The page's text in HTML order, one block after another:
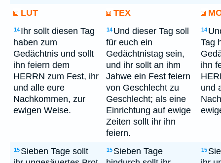
LUT TEX
14 Ihr sollt diesen Tag
haben zum
Gedächtnis und sollt
ihn feiern dem
HERRN zum Fest, ihr
und alle eure
Nachkommen, zur
ewigen Weise.
14 Und dieser Tag soll
für euch ein
Gedächtnistag sein,
und ihr sollt an ihm
Jahwe ein Fest feiern
von Geschlecht zu
Geschlecht; als eine
Einrichtung auf ewige
Zeiten sollt ihr ihn
feiern.
14
Tag
ihn
und
15 Sieben Tage sollt
15 Sieben Tage
15